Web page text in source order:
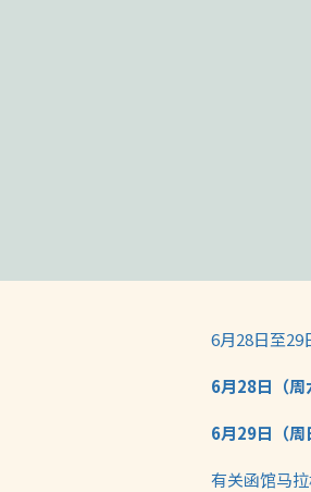
6月28日至29
6月28日（周
6月29日（周
有关函馆马